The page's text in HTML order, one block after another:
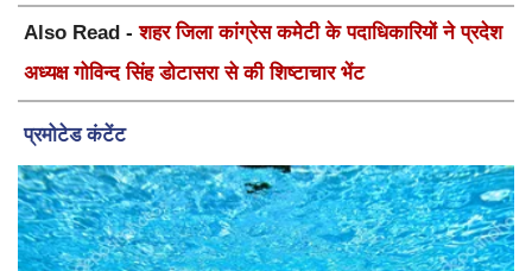
Also Read -शहर जिला कांग्रेस कमेटी के पदाधिकारियों ने प्रदेश
अध्यक्ष गोविन्द सिंह डोटासरा से की शिष्टाचार भेंट